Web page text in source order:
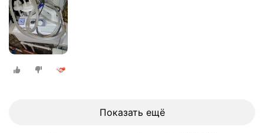
Показать ещё